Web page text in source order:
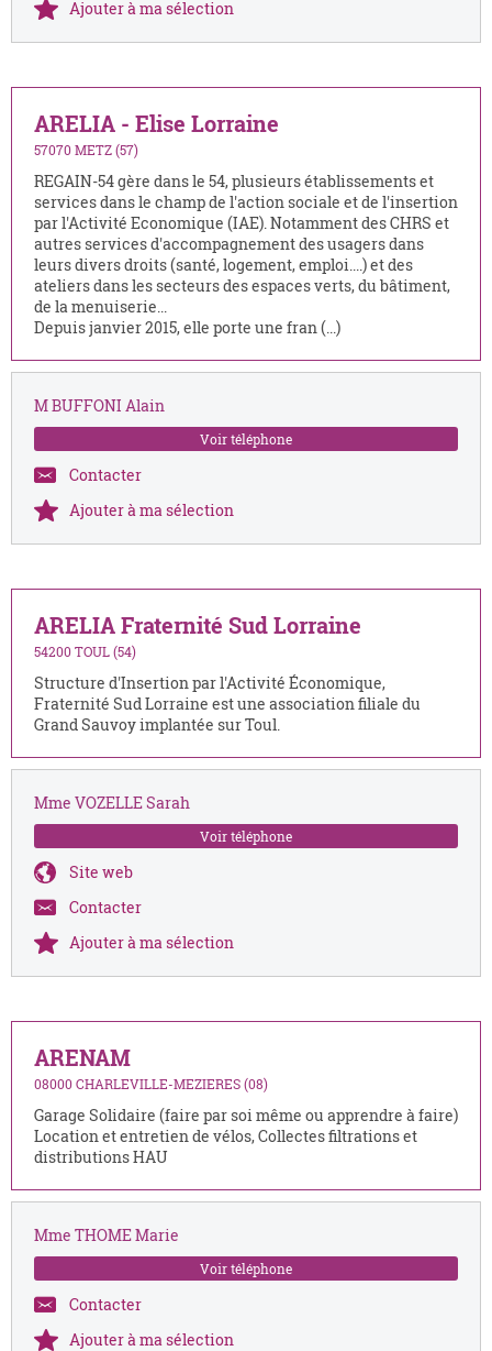
Ajouter à ma sélection
ARELIA - Elise Lorraine
57070 METZ (57)
REGAIN-54 gère dans le 54, plusieurs établissements et
services dans le champ de l'action sociale et de l'insertion
par l'Activité Economique (IAE). Notamment des CHRS et
autres services d'accompagnement des usagers dans
leurs divers droits (santé, logement, emploi....) et des
ateliers dans les secteurs des espaces verts, du bâtiment,
de la menuiserie...
Depuis janvier 2015, elle porte une fran (...)
M BUFFONI Alain
Voir téléphone
Contacter
Ajouter à ma sélection
ARELIA Fraternité Sud Lorraine
54200 TOUL (54)
Structure d'Insertion par l'Activité Économique,
Fraternité Sud Lorraine est une association filiale du
Grand Sauvoy implantée sur Toul.
Mme VOZELLE Sarah
Voir téléphone
Site web
Contacter
Ajouter à ma sélection
ARENAM
08000 CHARLEVILLE-MEZIERES (08)
Garage Solidaire (faire par soi même ou apprendre à faire)
Location et entretien de vélos, Collectes filtrations et
distributions HAU
Mme THOME Marie
Voir téléphone
Contacter
Ajouter à ma sélection